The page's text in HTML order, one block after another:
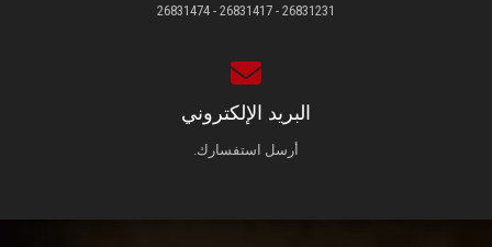
26831231 - 26831417 - 26831474
البريد الإلكتروني
أرسل استفسارك.